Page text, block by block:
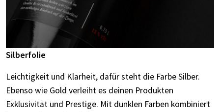
Silberfolie
Leichtigkeit und Klarheit, dafür steht die Farbe Silber.
Ebenso wie Gold verleiht es deinen Produkten
Exklusivität und Prestige. Mit dunklen Farben kombiniert